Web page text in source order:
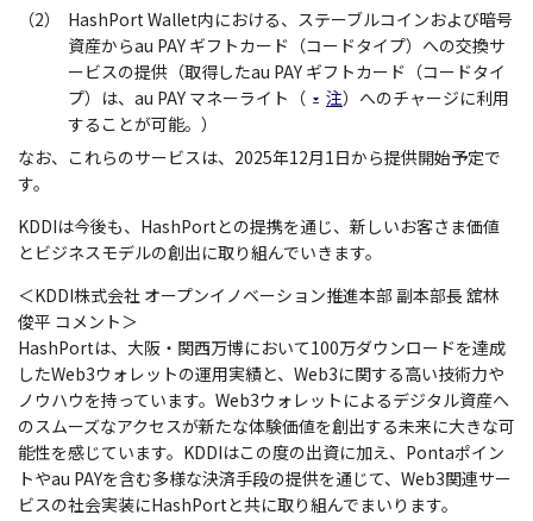
（2）
HashPort Wallet内における、ステーブルコインおよび暗号
資産からau PAY ギフトカード（コードタイプ）への交換サ
ービスの提供（取得したau PAY ギフトカード（コードタイ
プ）は、au PAY マネーライト（
注）へのチャージに利用
することが可能。）
なお、これらのサービスは、2025年12月1日から提供開始予定で
す。
KDDIは今後も、HashPortとの提携を通じ、新しいお客さま価値
とビジネスモデルの創出に取り組んでいきます。
＜KDDI株式会社 オープンイノベーション推進本部 副本部長 舘林
俊平 コメント＞
HashPortは、大阪・関西万博において100万ダウンロードを達成
したWeb3ウォレットの運用実績と、Web3に関する高い技術力や
ノウハウを持っています。Web3ウォレットによるデジタル資産へ
のスムーズなアクセスが新たな体験価値を創出する未来に大きな可
能性を感じています。KDDIはこの度の出資に加え、Pontaポイン
トやau PAYを含む多様な決済手段の提供を通じて、Web3関連サー
ビスの社会実装にHashPortと共に取り組んでまいります。